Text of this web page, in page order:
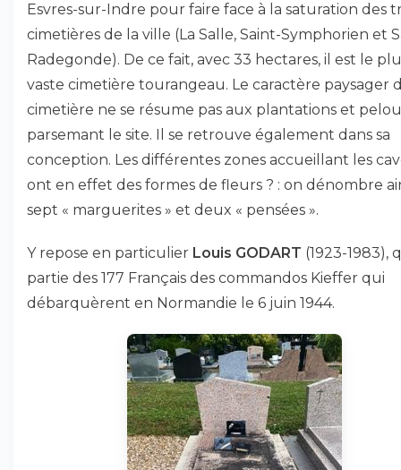
Esvres-sur-Indre pour faire face à la saturation des
cimetières de la ville (La Salle, Saint-Symphorien et
Radegonde). De ce fait, avec 33 hectares, il est le
vaste cimetière tourangeau. Le caractère paysager
cimetière ne se résume pas aux plantations et
parsemant le site. Il se retrouve également dans sa
conception. Les différentes zones accueillant les
ont en effet des formes de fleurs ? : on dénombre
sept « marguerites » et deux « pensées ».
Y repose en particulier Louis GODART (1923-1983),
partie des 177 Français des commandos Kieffer qui
débarquèrent en Normandie le 6 juin 1944.